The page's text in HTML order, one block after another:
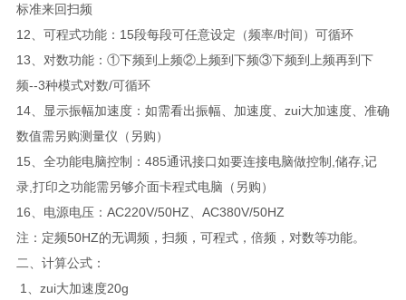
标准来回扫频
12、可程式功能：15段每段可任意设定（频率/时间）可循环
13、对数功能：①下频到上频②上频到下频③下频到上频再到下
频--3种模式对数/可循环
14、显示振幅加速度：如需看出振幅、加速度、zui大加速度、准确
数值需另购测量仪（另购）
15、全功能电脑控制：485通讯接口如要连接电脑做控制,储存,记
录,打印之功能需另够介面卡程式电脑（另购）
16、电源电压：AC220V/50HZ、AC380V/50HZ
注：定频50HZ的无调频，扫频，可程式，倍频，对数等功能。
二、计算公式：
1、zui大加速度20g